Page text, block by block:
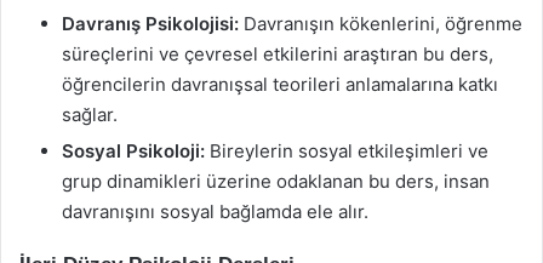
Davranış Psikolojisi: Davranışın kökenlerini, öğrenme
süreçlerini ve çevresel etkilerini araştıran bu ders,
öğrencilerin davranışsal teorileri anlamalarına katkı
sağlar.
Sosyal Psikoloji: Bireylerin sosyal etkileşimleri ve
grup dinamikleri üzerine odaklanan bu ders, insan
davranışını sosyal bağlamda ele alır.